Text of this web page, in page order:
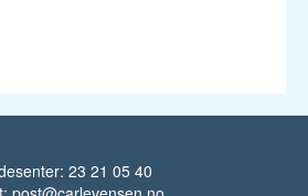
23 21 05 40